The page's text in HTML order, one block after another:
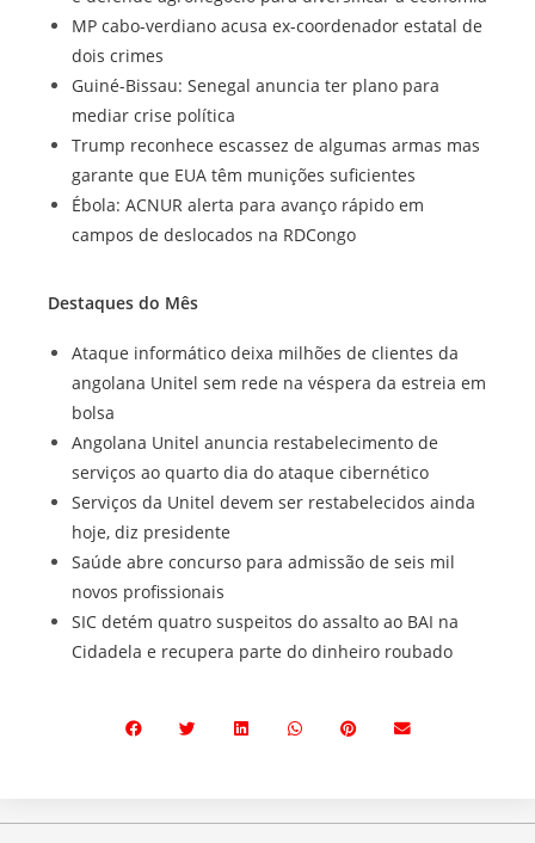
MP cabo-verdiano acusa ex-coordenador estatal de
dois crimes
Guiné-Bissau: Senegal anuncia ter plano para
mediar crise política
Trump reconhece escassez de algumas armas mas
garante que EUA têm munições suficientes
Ébola: ACNUR alerta para avanço rápido em
campos de deslocados na RDCongo
Destaques do Mês
Ataque informático deixa milhões de clientes da
angolana Unitel sem rede na véspera da estreia em
bolsa
Angolana Unitel anuncia restabelecimento de
serviços ao quarto dia do ataque cibernético
Serviços da Unitel devem ser restabelecidos ainda
hoje, diz presidente
Saúde abre concurso para admissão de seis mil
novos profissionais
SIC detém quatro suspeitos do assalto ao BAI na
Cidadela e recupera parte do dinheiro roubado